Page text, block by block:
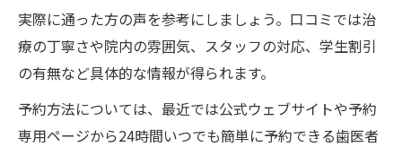
実際に通った方の声を参考にしましょう。口コミでは治
療の丁寧さや院内の雰囲気、スタッフの対応、学生割引
の有無など具体的な情報が得られます。
予約方法については、最近では公式ウェブサイトや予約
専用ページから24時間いつでも簡単に予約できる歯医者